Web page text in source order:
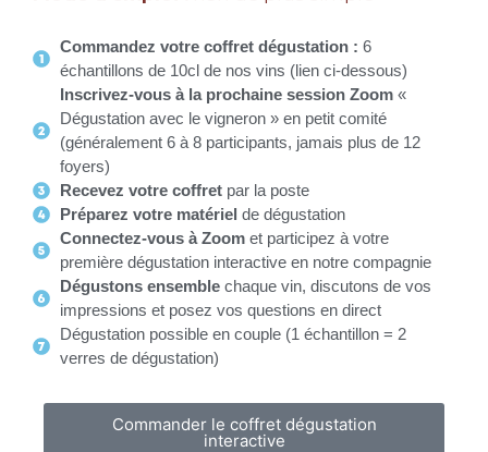
Commandez votre coffret dégustation : 6
échantillons de 10cl de nos vins (lien ci-dessous)
Inscrivez-vous à la prochaine session Zoom «
Dégustation avec le vigneron » en petit comité
(généralement 6 à 8 participants, jamais plus de 12
foyers)
Recevez votre coffret par la poste
Préparez votre matériel de dégustation
Connectez-vous à Zoom et participez à votre
première dégustation interactive en notre compagnie
Dégustons ensemble chaque vin, discutons de vos
impressions et posez vos questions en direct
Dégustation possible en couple (1 échantillon = 2
verres de dégustation)
Commander le coffret dégustation
interactive